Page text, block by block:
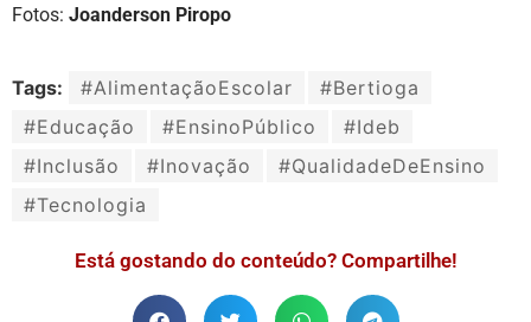
Fotos: Joanderson Piropo
Tags: #AlimentaçãoEscolar
#Bertioga
#Educação
#EnsinoPúblico
#Ideb
#Inclusão
#Inovação
#QualidadeDeEnsino
#Tecnologia
Está gostando do conteúdo? Compartilhe!